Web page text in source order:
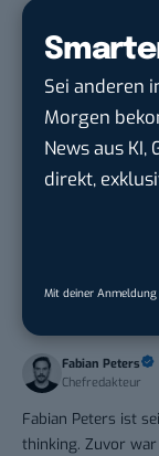
Sei anderen
Morgen
News aus
direkt,
Mit deiner
Fabian Peters
Chefredakteur
Fabian Peters ist
thinking. Zuvor